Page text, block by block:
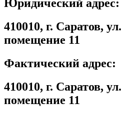
Юридический адрес:
410010, г. Саратов,
помещение 11
Фактический адрес:
410010, г. Саратов,
помещение 11